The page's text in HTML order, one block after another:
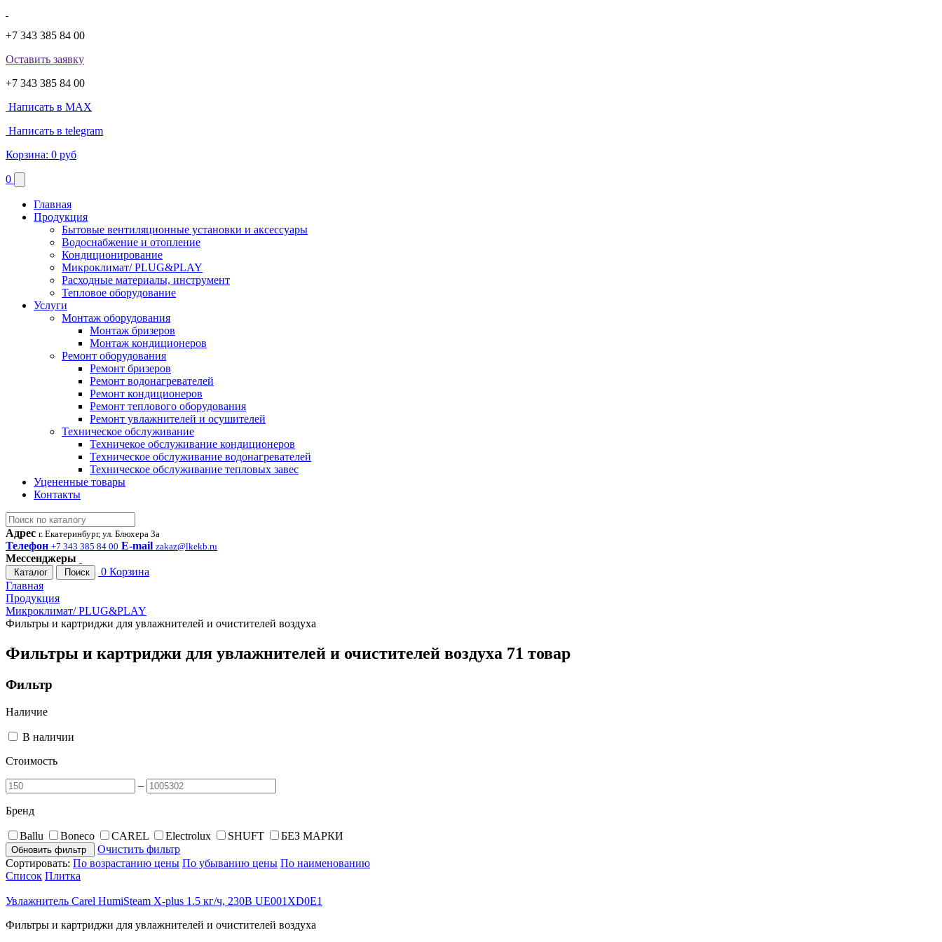
+7 343 385 84 00
Оставить заявку
+7 343 385 84 00
Написать в MAX
Написать в telegram
Корзина: 0 руб
0
Главная
Продукция
Бытовые вентиляционные установки и аксессуары
Водоснабжение и отопление
Кондиционирование
Микроклимат/ PLUG&PLAY
Расходные материалы, инструмент
Тепловое оборудование
Услуги
Монтаж оборудования
Монтаж бризеров
Монтаж кондиционеров
Ремонт оборудования
Ремонт бризеров
Ремонт водонагревателей
Ремонт кондиционеров
Ремонт теплового оборудования
Ремонт увлажнителей и осушителей
Техническое обслуживание
Техничекое обслуживание кондиционеров
Техническое обслуживание водонагревателей
Техническое обслуживание тепловых завес
Уцененные товары
Контакты
Адрес г. Екатеринбург, ул. Блюхера 3а
Телефон +7 343 385 84 00 E-mail zakaz@lkekb.ru
Мессенджеры
Каталог Поиск 0 Корзина
Главная
Продукция
Микроклимат/ PLUG&PLAY
Фильтры и картриджи для увлажнителей и очистителей воздуха
Фильтры и картриджи для увлажнителей и очистителей воздуха 71 товар
Фильтр
Наличие
В наличии
Стоимость
–
Бренд
Ballu Boneco CAREL Electrolux SHUFT БЕЗ МАРКИ
Обновить фильтр
Очистить фильтр
Сортировать: По возрастанию цены По убыванию цены По наименованию
Список Плитка
Увлажнитель Carel HumiSteam X-plus 1.5 кг/ч, 230В UE001XD0E1
Фильтры и картриджи для увлажнителей и очистителей воздуха